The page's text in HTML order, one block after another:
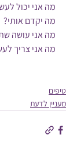
מה אני יכול
מה יקדם אותי?
מה אני עושה
מה אני צריך
טיפים
מעניין לדעת